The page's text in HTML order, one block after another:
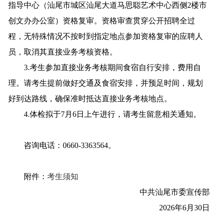
指导中心（汕尾市城区汕尾大道马思聪艺术中心西侧2楼市
创文办办公室）资格复审。资格审查贯穿公开招聘全过
程，无特殊情况不按时到指定地点参加资格复审的应聘人
员，取消其直接业务考核资格。
3.考生参加直接业务考核期间食宿自行安排，费用自
理。请考生提前做好交通及食宿安排，并预足时间，规划
好到达路线，确保准时抵达直接业务考核地点。
4.体检拟于7月6日上午进行，请考生留意相关通知。
咨询电话：0660-3363564。
附件：考生须知
中共汕尾市委宣传部
2026年6月30日